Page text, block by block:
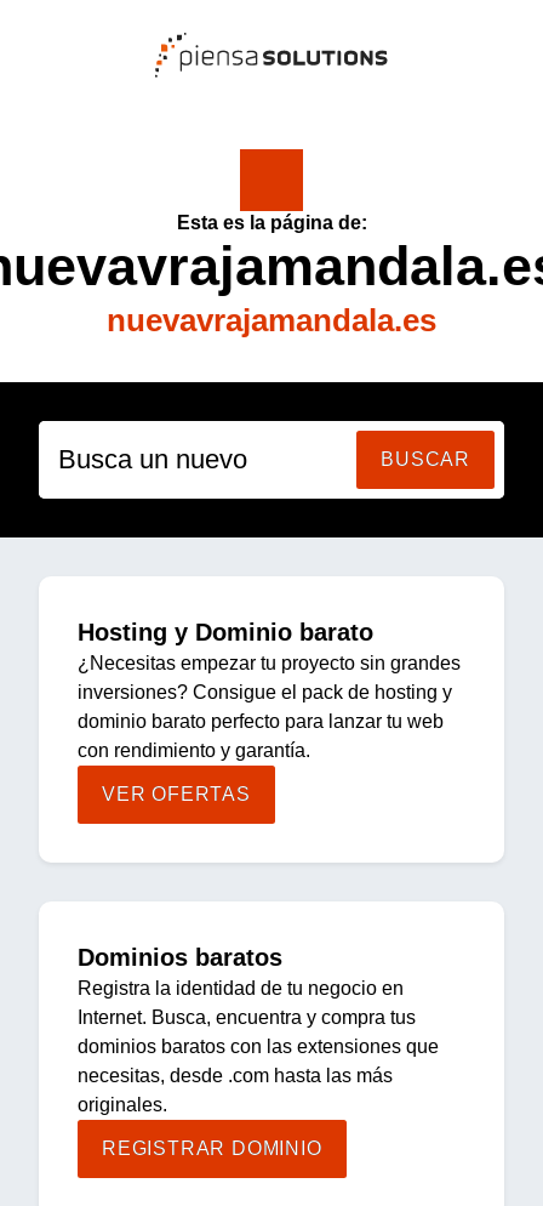
Esta es la página de:
nuevavrajamandala.es
Busca un nuevo BUSCAR
Hosting y Dominio barato
¿Necesitas empezar tu proyecto sin grandes
inversiones? Consigue el pack de hosting y
dominio barato perfecto para lanzar tu web
con rendimiento y garantía.
VER OFERTAS
Dominios baratos
Registra la identidad de tu negocio en
Internet. Busca, encuentra y compra tus
dominios baratos con las extensiones que
necesitas, desde .com hasta las más
originales.
REGISTRAR DOMINIO